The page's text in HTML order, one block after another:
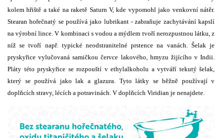
kolem hřiště a také na raketě Saturn V, kde vypomohl jako venkovní nátěr.
Stearan hořečnatý se používá jako lubrikant - zabraňuje zachytávání kapslí
na výrobní lince. V kombinaci s vodou a mýdlem tvoří nerozpustnou látku, z
níž se tvoří např. typické neodstranitelné prstence na vanách. Šelak je
pryskyřice vylučovaná samičkou červce lakového, hmyzu žijícího v Indii.
Pláty této pryskyřice se rozpouští v ethylalkoholu a vytváří tekutý šelak,
který se používá jako lak a glazura. Tyto látky se běžně používají v
doplňcích stravy, lécích a potravinách. V doplňcích Viridian je nenajdete.